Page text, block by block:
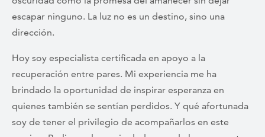
escapar ninguno. La luz no es un destino, sino una
dirección.
Hoy soy especialista certificada en apoyo a la
recuperación entre pares. Mi experiencia me ha
brindado la oportunidad de inspirar esperanza en
quienes también se sentían perdidos. Y qué afortunada
soy de tener el privilegio de acompañarlos en este